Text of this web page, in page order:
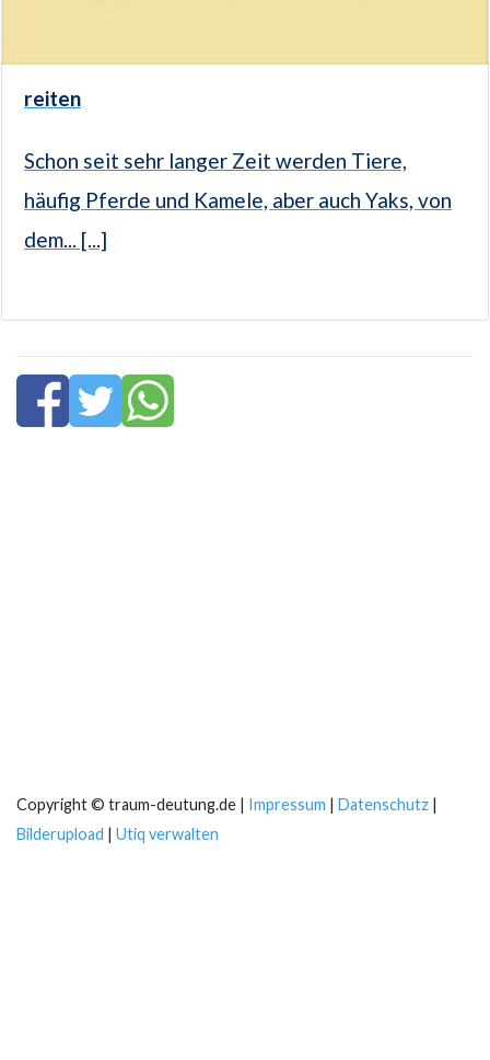
reiten
Schon seit sehr langer Zeit werden Tiere,
häufig Pferde und Kamele, aber auch Yaks, von
dem... [...]
Copyright © traum-deutung.de | Impressum | Datenschutz |
Bilderupload | Utiq verwalten